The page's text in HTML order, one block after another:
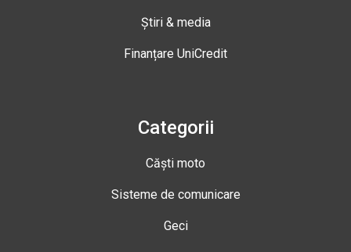
Știri & media
Finanțare UniCredit
Categorii
Căști moto
Sisteme de comunicare
Geci